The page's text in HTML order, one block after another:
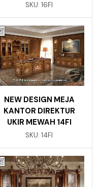
SKU:16FI
NEW DESIGN MEJA
KANTOR DIREKTUR
UKIR MEWAH 14FI
SKU:14FI